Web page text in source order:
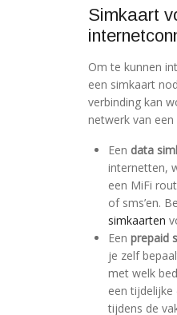
Simkaart
Om te kunnen
een simkaart
verbinding kan
netwerk van
Een data
internetten,
een MiFi
of sms’en.
simkaarten
Een prepaid
je zelf
met welk
een
tijdens de